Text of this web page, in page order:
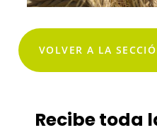
VOLVER A LA
Recibe toda